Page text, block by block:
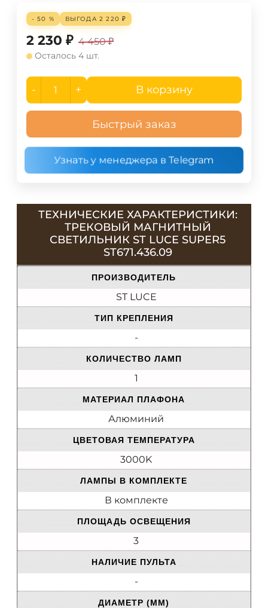
- 50 % ВЫГОДА 2 220 ₽
2 230 ₽ 4 450 ₽
Осталось 4 шт.
- + В корзину
Быстрый заказ
Узнать у менеджера в Telegram
ТЕХНИЧЕСКИЕ ХАРАКТЕРИСТИКИ:
ТРЕКОВЫЙ МАГНИТНЫЙ
СВЕТИЛЬНИК ST LUCE SUPER5
ST671.436.09
ПРОИЗВОДИТЕЛЬ
ST LUCE
ТИП КРЕПЛЕНИЯ
-
КОЛИЧЕСТВО ЛАМП
1
МАТЕРИАЛ ПЛАФОНА
Алюминий
ЦВЕТОВАЯ ТЕМПЕРАТУРА
3000K
ЛАМПЫ В КОМПЛЕКТЕ
В комплекте
ПЛОЩАДЬ ОСВЕЩЕНИЯ
3
НАЛИЧИЕ ПУЛЬТА
-
ДИАМЕТР (ММ)